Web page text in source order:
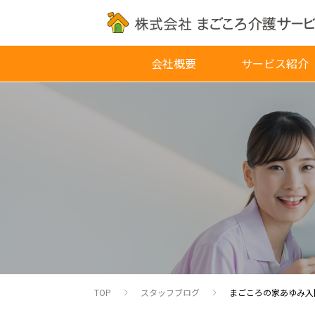
会社概要 サービス紹介
TOP スタッフブログ まごころの家あゆみ